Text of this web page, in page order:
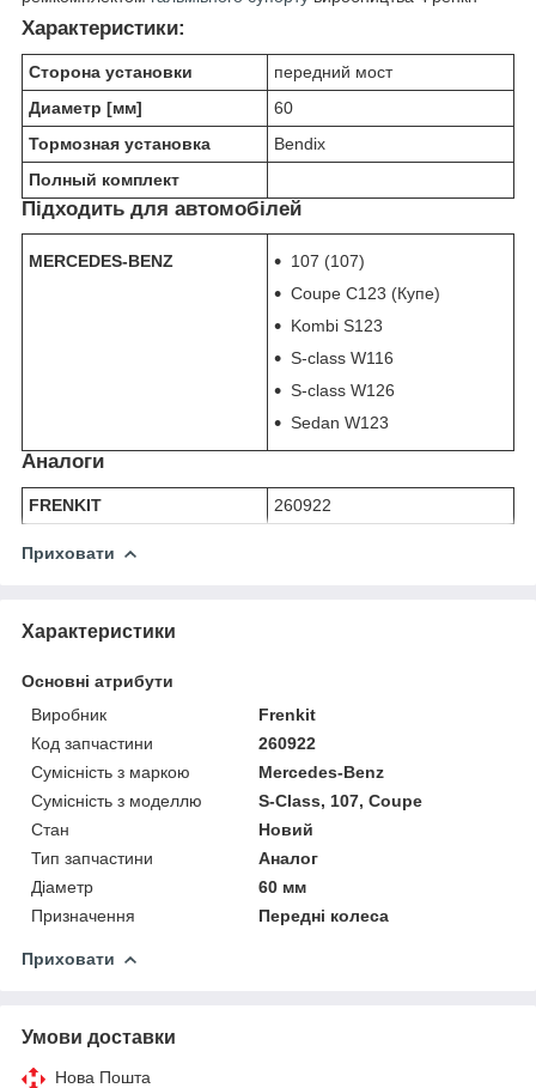
Характеристики:
Сторона установки
передний мост
Диаметр [мм]
60
Тормозная установка
Bendix
Полный комплект
Підходить для автомобілей
MERCEDES-BENZ
107 (107)
Coupe C123 (Купе)
Kombi S123
S-class W116
S-class W126
Sedan W123
Аналоги
FRENKIT 260922
Приховати
Характеристики
Основні атрибути
Виробник
Frenkit
Код запчастини
260922
Сумісність з маркою
Mercedes-Benz
Сумісність з моделлю
S-Class, 107, Coupe
Стан
Новий
Тип запчастини
Аналог
Діаметр
60 мм
Призначення
Передні колеса
Приховати
Умови доставки
Нова Пошта